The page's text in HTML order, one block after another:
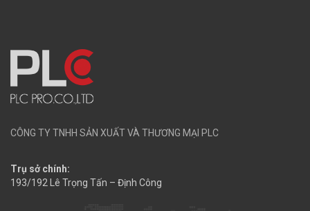
CÔNG TY TNHH SẢN XUẤT VÀ THƯƠNG MẠI PLC
Trụ sở chính:
193/192 Lê Trọng Tấn – Định Công